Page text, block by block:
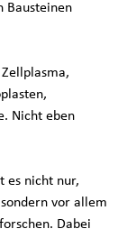
Bausteinen
Nicht eben
es nicht nur,
vor allem
Dabei